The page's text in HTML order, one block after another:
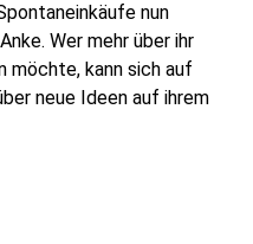
nun
Wer mehr über ihr
möchte, kann sich auf
neue Ideen auf ihrem